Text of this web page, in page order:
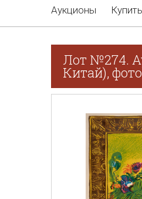
Аукционы
Лот №274.
Китай),